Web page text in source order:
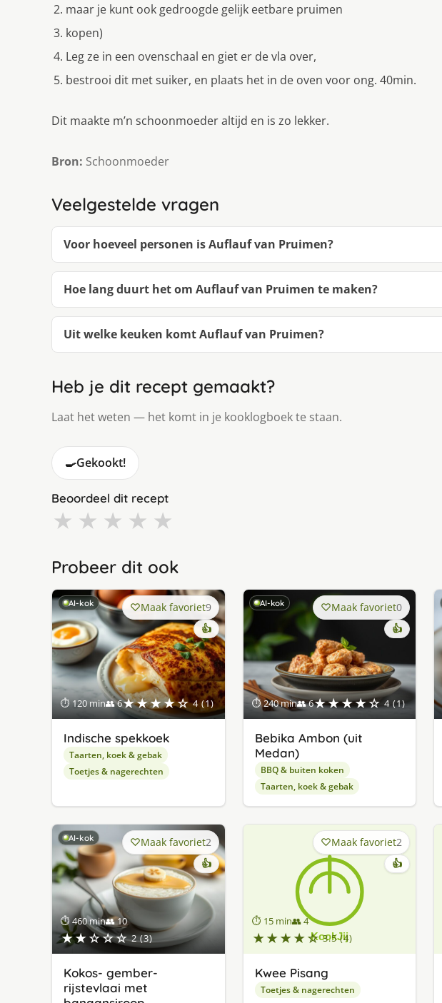
maar je kunt ook gedroogde gelijk eetbare pruimen
kopen)
Leg ze in een ovenschaal en giet er de vla over,
bestrooi dit met suiker, en plaats het in de oven voor ong. 40min.
Dit maakte m’n schoonmoeder altijd en is zo lekker.
Bron: Schoonmoeder
Veelgestelde vragen
Voor hoeveel personen is Auflauf van Pruimen?
Hoe lang duurt het om Auflauf van Pruimen te maken?
Uit welke keuken komt Auflauf van Pruimen?
Heb je dit recept gemaakt?
Laat het weten — het komt in je kooklogboek te staan.
🍳Gekookt!
Beoordeel dit recept
★ ★ ★ ★ ★
Probeer dit ook
AI-kok
⏱ 120 min👥 6★★★★☆ 4 (1)
Maak favoriet9
👍
Indische spekkoek
Taarten, koek & gebak
Toetjes & nagerechten
AI-kok
⏱ 240 min👥 6★★★★☆ 4 (1)
Maak favoriet0
👍
Bebika Ambon (uit
Medan)
BBQ & buiten koken
Taarten, koek & gebak
AI-kok
⏱ 460 min👥 10
★★☆☆☆ 2 (3)
Maak favoriet2
👍
Kokos- gember-
rijstevlaai met
⏱ 15 min👥 4
★★★★☆ 3.5 (4)
Maak favoriet2
👍
Kwee Pisang
Toetjes & nagerechten